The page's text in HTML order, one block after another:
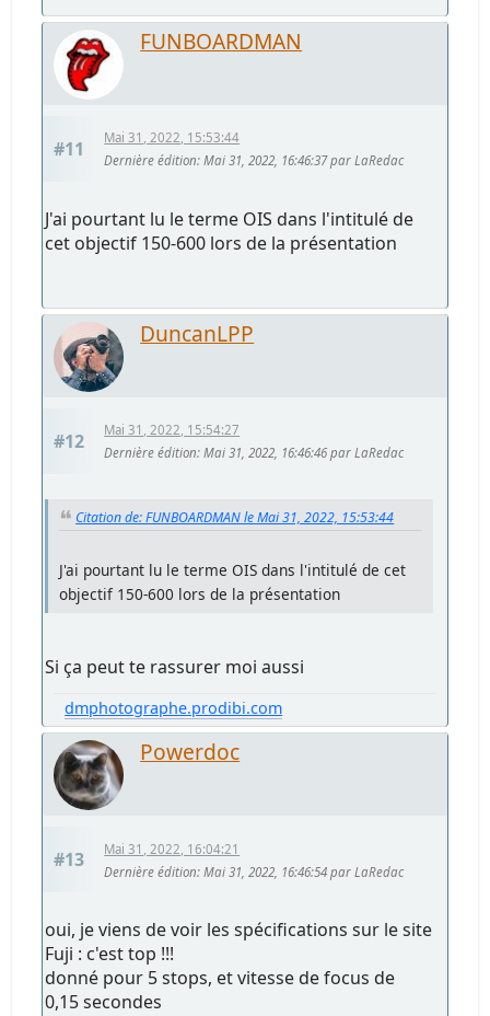
FUNBOARDMAN
#11
Mai 31, 2022, 15:53:44
Dernière édition: Mai 31, 2022, 16:46:37 par LaRedac
J'ai pourtant lu le terme OIS dans l'intitulé de
cet objectif 150-600 lors de la présentation
DuncanLPP
#12
Mai 31, 2022, 15:54:27
Dernière édition: Mai 31, 2022, 16:46:46 par LaRedac
Citation de: FUNBOARDMAN le Mai 31, 2022, 15:53:44
J'ai pourtant lu le terme OIS dans l'intitulé de cet
objectif 150-600 lors de la présentation
Si ça peut te rassurer moi aussi
dmphotographe.prodibi.com
Powerdoc
#13
Mai 31, 2022, 16:04:21
Dernière édition: Mai 31, 2022, 16:46:54 par LaRedac
oui, je viens de voir les spécifications sur le site
Fuji : c'est top !!!
donné pour 5 stops, et vitesse de focus de
0,15 secondes